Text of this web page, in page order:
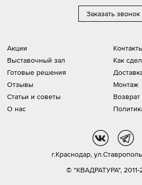
Акции
Выставочный зал
Готовые решения
Отзывы
Статьи и советы
О нас
Как
Монтаж
Заказать звонок
© "КВАДРАТУРА", 2011-
г.Краснодар, vk